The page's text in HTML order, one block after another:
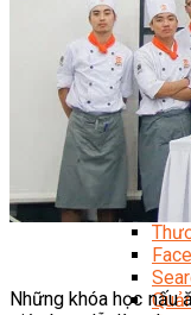
Tiếng Anh
Khởi Sự
Khởi Sự
Khởi Sự
Kiến
Marketing
Digital
Những khóa học nấu